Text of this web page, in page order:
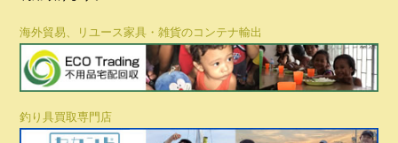
海外貿易、リユース家具・雑貨のコンテナ輸出
釣り具買取専門店